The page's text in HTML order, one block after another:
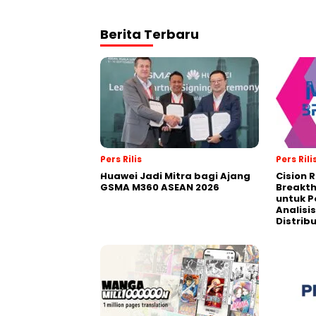
Berita Terbaru
Pers Rilis
Huawei Jadi Mitra bagi Ajang
GSMA M360 ASEAN 2026
Pers
Cision
untuk